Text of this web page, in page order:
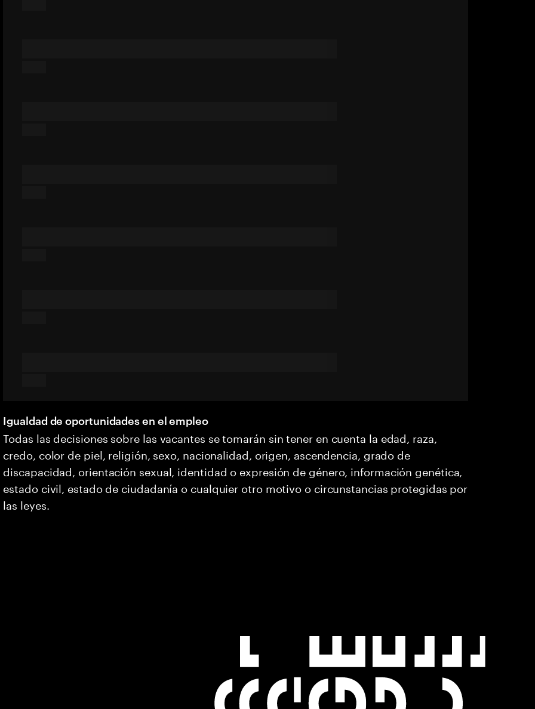
Igualdad de oportunidades en el empleo
Todas las decisiones sobre las vacantes se tomarán sin tener en cuenta la edad, raza,
credo, color de piel, religión, sexo, nacionalidad, origen, ascendencia, grado de
discapacidad, orientación sexual, identidad o expresión de género, información genética,
estado civil, estado de ciudadanía o cualquier otro motivo o circunstancias protegidas por
las leyes.